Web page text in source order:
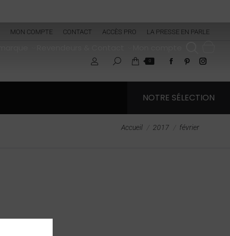
MON COMPTE CONTACT ACCÈS PRO LA PRESSE EN PARLE
0
NOTRE SÉLECTION
Vous êtes ici :
Accueil 2017 février